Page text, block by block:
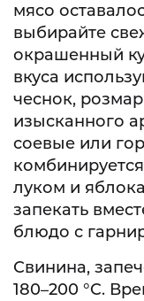
мясо
выбирайте
окрашенный
вкуса
чеснок,
изысканного
соевые или
луком и
запекать
блюдо с
Свинина,
180–200 °C.